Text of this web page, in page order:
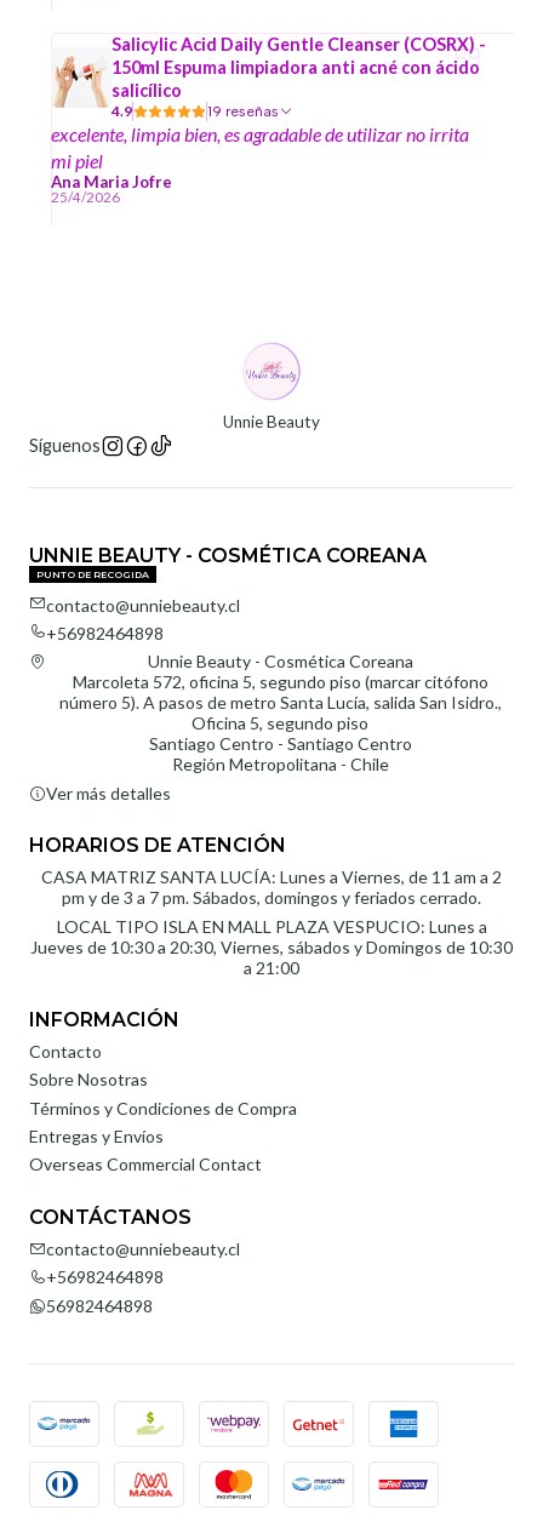
Salicylic Acid Daily Gentle Cleanser (COSRX) -
150ml Espuma limpiadora anti acné con ácido
salicílico
4.9 19 reseñas
excelente, limpia bien, es agradable de utilizar no irrita
mi piel
Ana Maria Jofre
25/4/2026
Unnie Beauty
Síguenos
UNNIE BEAUTY - COSMÉTICA COREANA
PUNTO DE RECOGIDA
contacto@unniebeauty.cl
+56982464898
Unnie Beauty - Cosmética Coreana
Marcoleta 572, oficina 5, segundo piso (marcar citófono
número 5). A pasos de metro Santa Lucía, salida San Isidro.,
Oficina 5, segundo piso
Santiago Centro - Santiago Centro
Región Metropolitana - Chile
Ver más detalles
HORARIOS DE ATENCIÓN
CASA MATRIZ SANTA LUCÍA: Lunes a Viernes, de 11 am a 2
pm y de 3 a 7 pm. Sábados, domingos y feriados cerrado.
LOCAL TIPO ISLA EN MALL PLAZA VESPUCIO: Lunes a
Jueves de 10:30 a 20:30, Viernes, sábados y Domingos de 10:30
a 21:00
INFORMACIÓN
Contacto
Sobre Nosotras
Términos y Condiciones de Compra
Entregas y Envíos
Overseas Commercial Contact
CONTÁCTANOS
contacto@unniebeauty.cl
+56982464898
56982464898